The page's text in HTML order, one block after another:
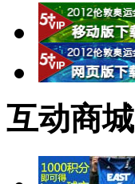
互动商城